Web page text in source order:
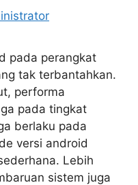
pada perangkat
tak terbantahkan.
performa
pada tingkat
berlaku pada
versi android
Lebih
sistem juga